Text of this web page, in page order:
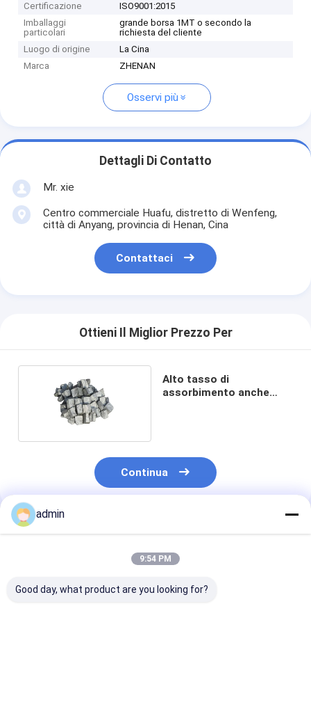
Certificazione
ISO9001:2015
Imballaggi
particolari
grande borsa 1MT o secondo la
richiesta del cliente
Luogo di origine
La Cina
Marca
ZHENAN
Osservi più
Dettagli Di Contatto
Mr. xie
Centro commerciale Huafu, distretto di Wenfeng,
città di Anyang, provincia di Henan, Cina
Contattaci
Ottieni Il Miglior Prezzo Per
Alto tasso di
assorbimento anche
Continua
Prodotti Raccomandati
admin
9:54 PM
Good day, what product are you looking for?